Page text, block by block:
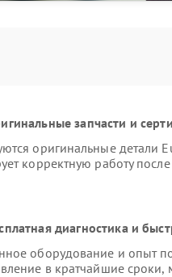
запчасти и
оригинальные детали
корректную работу
диагностика и
оборудование и опыт
в кратчайшие